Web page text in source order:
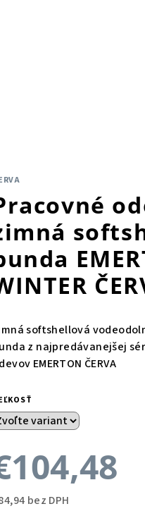
softshellová
z najpredávanejšej
EMERTON ČERVA
bez DPH